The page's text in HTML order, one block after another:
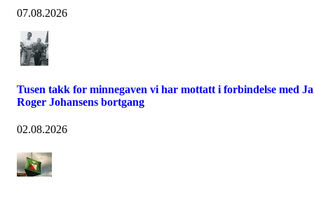
07.08.2026
Tusen takk for minnegaven vi har mottatt i forbindelse med
Roger Johansens bortgang
02.08.2026